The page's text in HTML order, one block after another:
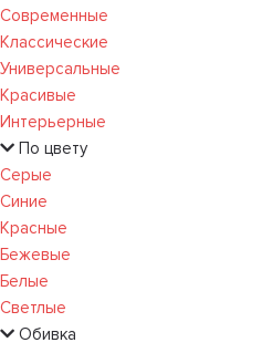
Современные
Классические
Универсальные
Красивые
Интерьерные
По цвету
Серые
Синие
Красные
Бежевые
Белые
Светлые
Обивка